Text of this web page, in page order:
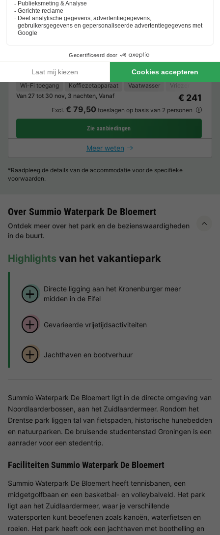
60m2 4 Volwassenen
2 Slaapkamers
1 Badkamer
Wi-Fi toegang Koffiezetapparaat Vaatwasser Vriezer
Van 27 tot 30 nov, 3 nachten, Vanaf
€ 241
Excl. € 79,50 toeslagen op basis van 2 personen
Zie aanbiedingen
Meer weten
*Raadpleeg de details van de accommodatie voor de specifieke
voorwaarden.
Over Summio Waterpark De Bloemert
Ontdek meer over het park en de bezienswaardigheden
in de buurt.
Highlights van het vakantiepark
Directe ligging aan het Kronenburger meer
midden in de Eifel
Gevarieerde vrijetijdsactiviteiten
Jachthaven en bootverhuur
Summio Waterpark De Bloemert ligt in de directe omgeving van
Noordlaarderbossen, aan het Zuidlaardermeer. Rondom het
Drentse park liggen tal van fietspaden, historische hunebedden
en natuurparken. De bruisende studentenstad Groningen is een
aanrader voor een stedentrip.
Faciliteiten Summio Waterpark De Bloemert
Summio Waterpark De Bloemert heeft tennisbanen, een
midgetgolfbaan en een basketbal- en volleybalveld. Het park
ligt aan het Zuidlaardermeer, waar je verschillende
watersporten kunt beoefenen zoals kanoën, waterfietsen en
roeien. Het park heeft ook een jachthaven met boothelling en